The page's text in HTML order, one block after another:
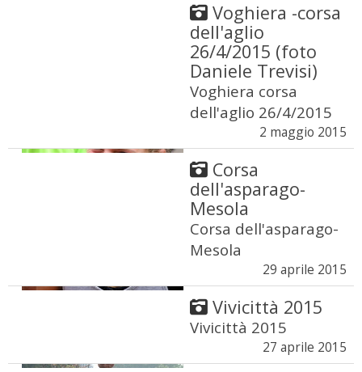
Voghiera -corsa
dell'aglio
26/4/2015 (foto
Daniele Trevisi)
Voghiera corsa
dell'aglio 26/4/2015
2 maggio 2015
Corsa
dell'asparago-
Mesola
Corsa dell'asparago-
Mesola
29 aprile 2015
Vivicittà 2015
Vivicittà 2015
27 aprile 2015